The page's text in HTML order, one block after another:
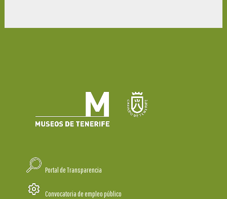
Portal de Transparencia
Convocatoria de empleo público